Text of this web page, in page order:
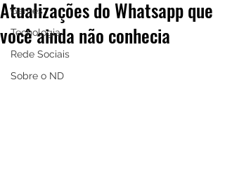
Games
Tecnologia
Rede Sociais
Sobre o ND
Atualizações do Whatsapp que
você ainda não conhecia